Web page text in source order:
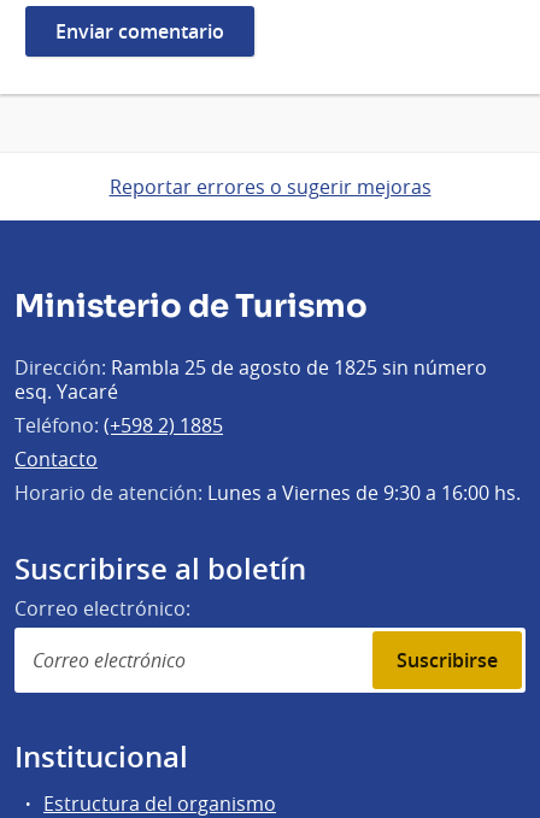
Reportar errores o sugerir mejoras
Ministerio de Turismo
Dirección: Rambla 25 de agosto de 1825 sin número
esq. Yacaré
Teléfono: (+598 2) 1885
Contacto
Horario de atención: Lunes a Viernes de 9:30 a 16:00 hs.
Suscribirse al boletín
Correo electrónico:
Suscribirse
Institucional
Estructura del organismo